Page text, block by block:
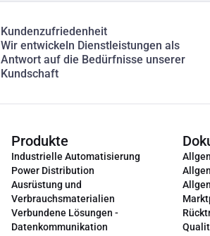
Kundenzufriedenheit
Wir entwickeln Dienstleistungen als
Antwort auf die Bedürfnisse unserer
Kundschaft
Produkte
Industrielle Automatisierung
Power Distribution
Ausrüstung und
Verbrauchsmaterialien
Verbundene Lösungen -
Datenkommunikation